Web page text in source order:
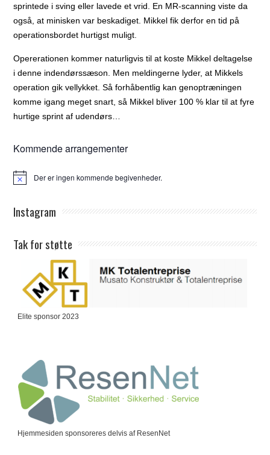
sprintede i sving eller lavede et vrid. En MR-scanning viste da
også, at minisken var beskadiget. Mikkel fik derfor en tid på
operationsbordet hurtigst muligt.
Opererationen kommer naturligvis til at koste Mikkel deltagelse
i denne indendørssæson. Men meldingerne lyder, at Mikkels
operation gik vellykket. Så forhåbentlig kan genoptræningen
komme igang meget snart, så Mikkel bliver 100 % klar til at fyre
hurtige sprint af udendørs…
Kommende arrangementer
Notice Der er ingen kommende begivenheder.
Instagram
Tak for støtte
Elite sponsor 2023
Hjemmesiden sponsoreres delvis af ResenNet